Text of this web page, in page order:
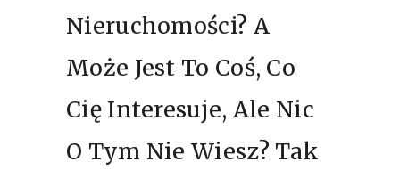
Nieruchomości? A
Może Jest To Coś, Co
Cię Interesuje, Ale Nic
O Tym Nie Wiesz? Tak